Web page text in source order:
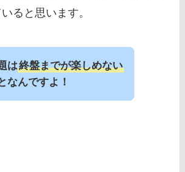
ると思います。
は終盤までが楽しめない
なんですよ！